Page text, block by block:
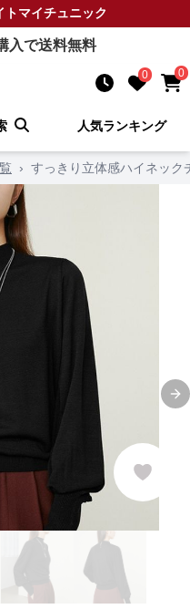
トマイチュニック
入で送料無料
0 0
人気ランキング
› すっきり立体感ハイネック